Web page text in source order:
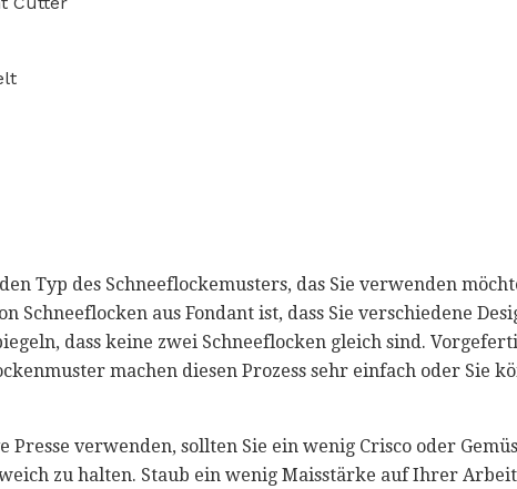
Typ des Schneeflockemusters, das Sie verwenden
Schneeflocken aus Fondant ist, dass Sie verschiedene
dass keine zwei Schneeflocken gleich sind.
machen diesen Prozess sehr einfach oder Sie
Presse verwenden, sollten Sie ein wenig Crisco oder
zu halten. Staub ein wenig Maisstärke auf Ihrer